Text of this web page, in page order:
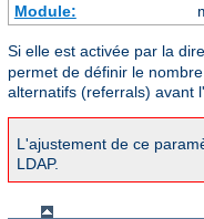
Module:
Si elle est activée par la
permet de définir le
alternatifs (referrals) avant
L'ajustement de ce
LDAP.